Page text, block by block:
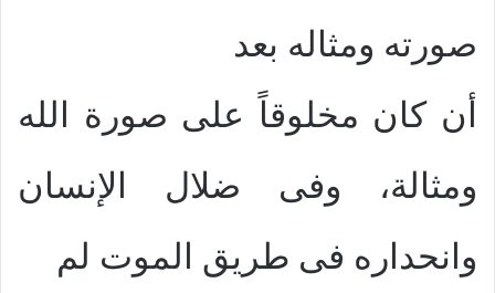
صورته ومثاله بعد
أن كان مخلوقاً على صورة الله
ومثالة، وفى ضلال الإنسان
وانحداره فى طريق الموت لم